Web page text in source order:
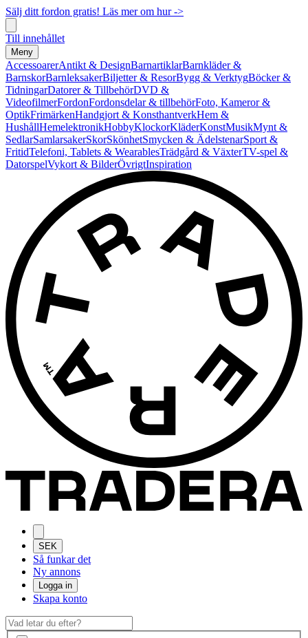
Sälj ditt fordon gratis! Läs mer om hur ->
Till innehållet
Meny
AccessoarerAntikt & DesignBarnartiklarBarnkläder &
BarnskorBarnleksakerBiljetter & ResorBygg & VerktygBöcker &
TidningarDatorer & TillbehörDVD &
VideofilmerFordonFordonsdelar & tillbehörFoto, Kameror &
OptikFrimärkenHandgjort & KonsthantverkHem &
HushållHemelektronikHobbyKlockorKläderKonstMusikMynt &
SedlarSamlarsakerSkorSkönhetSmycken & ÄdelstenarSport &
FritidTelefoni, Tablets & WearablesTrädgård & VäxterTV-spel &
DatorspelVykort & BilderÖvrigtInspiration
SEK
Så funkar det
Ny annons
Logga in
Skapa konto